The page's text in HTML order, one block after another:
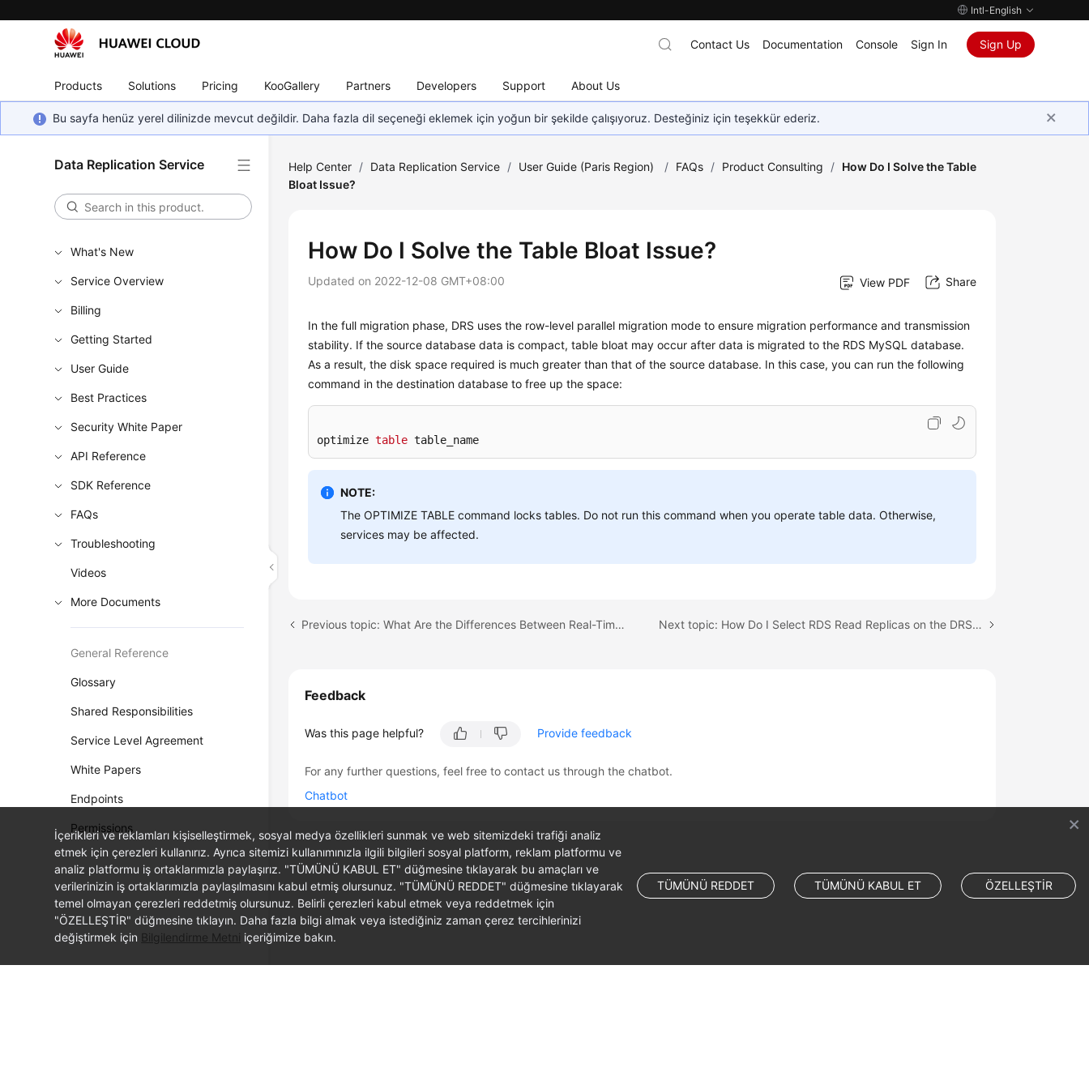
Intl-English
Products Solutions Pricing KooGallery Partners Developers Support About Us
Contact Us Documentation Console Sign In Sign Up
Bu sayfa henüz yerel dilinizde mevcut değildir. Daha fazla dil seçeneği eklemek için yoğun bir şekilde çalışıyoruz. Desteğiniz için teşekkür ederiz.
Data Replication Service
What's New
Service Overview
Billing
Getting Started
User Guide
Best Practices
Security White Paper
API Reference
SDK Reference
FAQs
Troubleshooting
Videos
More Documents
General Reference
Glossary
Shared Responsibilities
Service Level Agreement
White Papers
Endpoints
Permissions
Help Center / Data Replication Service / User Guide (Paris Region) / FAQs / Product Consulting / How Do I Solve the Table
Bloat Issue?
How Do I Solve the Table Bloat Issue?
Updated on 2022-12-08 GMT+08:00 View PDF Share
In the full migration phase, DRS uses the row-level parallel migration mode to ensure migration performance and transmission
stability. If the source database data is compact, table bloat may occur after data is migrated to the RDS MySQL database.
As a result, the disk space required is much greater than that of the source database. In this case, you can run the following
command in the destination database to free up the space:
optimize table table_name
NOTE:
The OPTIMIZE TABLE command locks tables. Do not run this command when you operate table data. Otherwise,
services may be affected.
Previous topic: What Are the Differences Between Real-Time Migration and Real-Time Synchronization? Next topic: How Do I Select RDS Read Replicas on the DRS Console?
Feedback
Was this page helpful? Provide feedback
For any further questions, feel free to contact us through the chatbot.
Chatbot
İçerikleri ve reklamları kişiselleştirmek, sosyal medya özellikleri sunmak ve web sitemizdeki trafiği analiz
etmek için çerezleri kullanırız. Ayrıca sitemizi kullanımınızla ilgili bilgileri sosyal platform, reklam platformu ve
analiz platformu iş ortaklarımızla paylaşırız. "TÜMÜNÜ KABUL ET" düğmesine tıklayarak bu amaçları ve
verilerinizin iş ortaklarımızla paylaşılmasını kabul etmiş olursunuz. "TÜMÜNÜ REDDET" düğmesine tıklayarak
temel olmayan çerezleri reddetmiş olursunuz. Belirli çerezleri kabul etmek veya reddetmek için
"ÖZELLEŞTİR" düğmesine tıklayın. Daha fazla bilgi almak veya istediğiniz zaman çerez tercihlerinizi
değiştirmek için Bilgilendirme Metni içeriğimize bakın.
TÜMÜNÜ REDDET TÜMÜNÜ KABUL ET ÖZELLEŞTİR